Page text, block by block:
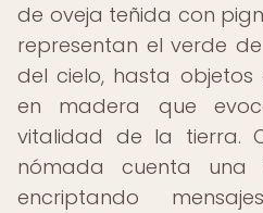
de oveja teñida con
representan el verde
del cielo, hasta
en madera que
vitalidad de la tierra.
nómada cuenta una
encriptando